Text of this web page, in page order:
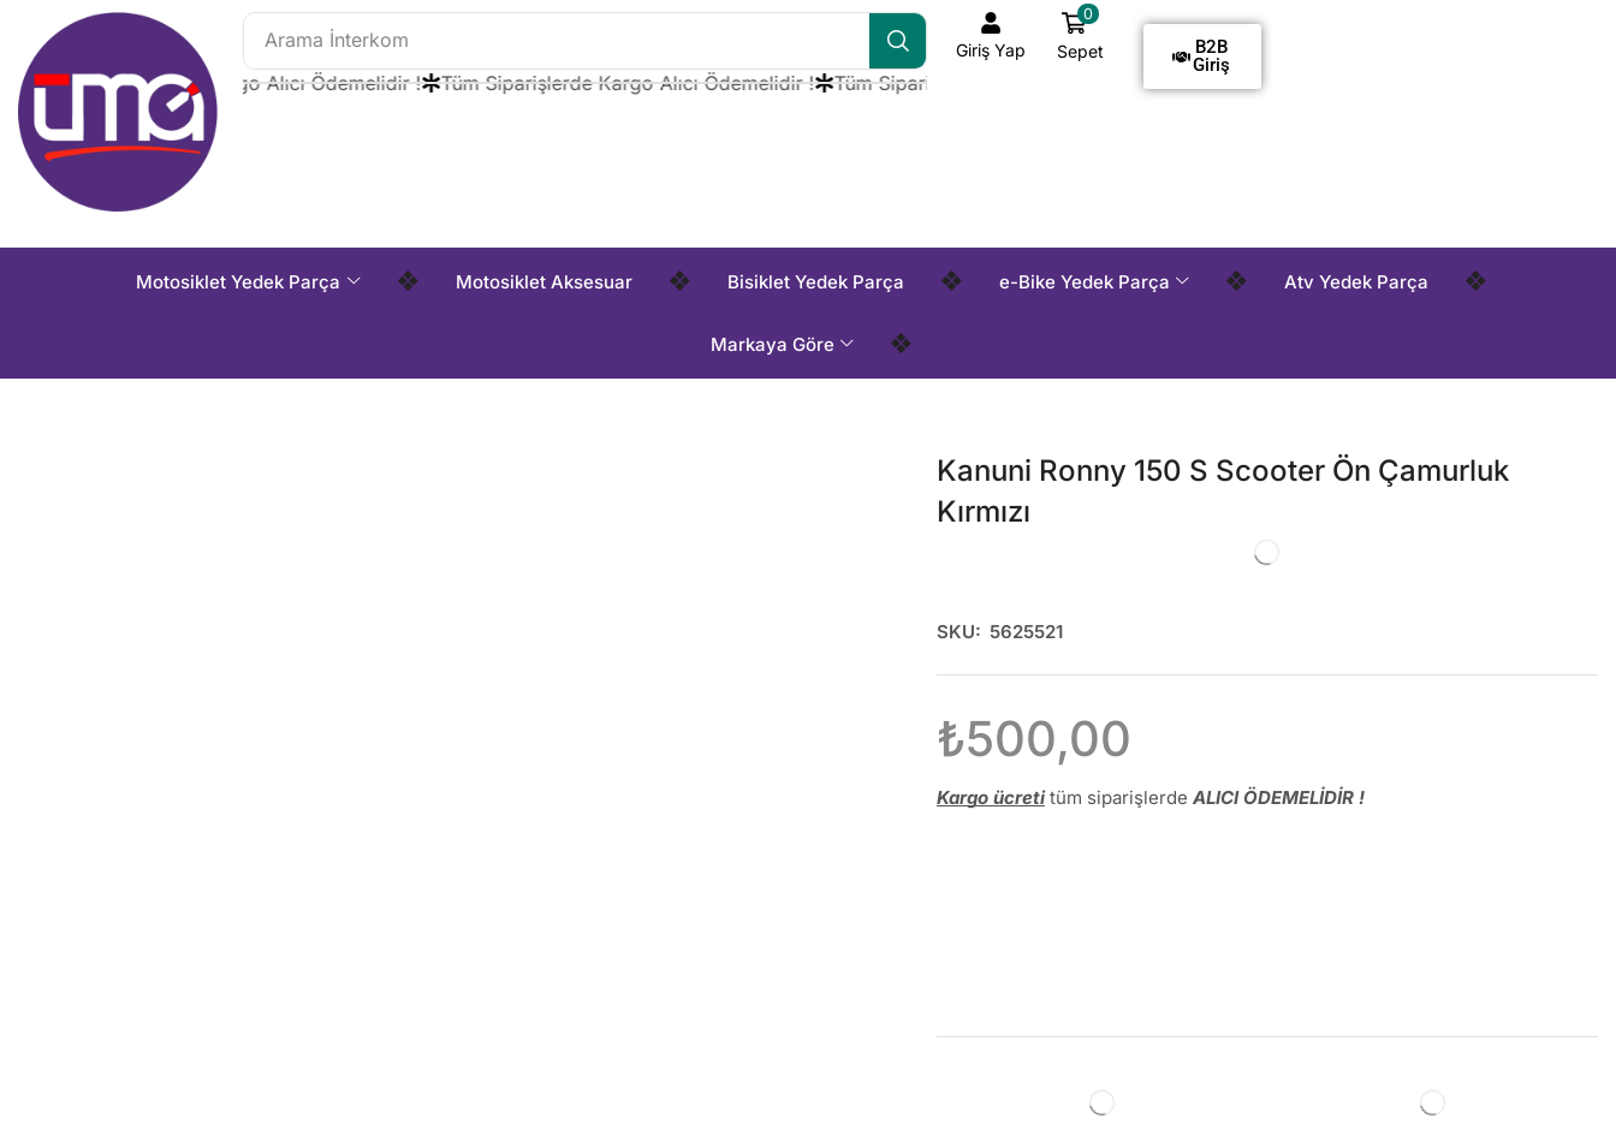
Arama İnterkom
Tüm Siparişlerde Kargo Alıcı Ödemelidir ! Tüm Siparişlerde Kargo Alıcı Ödemelidir ! Tüm Siparişlerde Kargo Alıcı Ödemelidir ! Tüm Siparişlerde Kargo Alıcı Ödemelidir !
Giriş Yap
0
Sepet
B2B
Giriş
Motosiklet Yedek Parça ❖ Motosiklet Aksesuar ❖ Bisiklet Yedek Parça ❖ e-Bike Yedek Parça ❖ Atv Yedek Parça ❖
Markaya Göre ❖
Kanuni Ronny 150 S Scooter Ön Çamurluk
Kırmızı
SKU: 5625521
₺500,00
Kargo ücretitüm siparişlerde ALICI ÖDEMELİDİR !